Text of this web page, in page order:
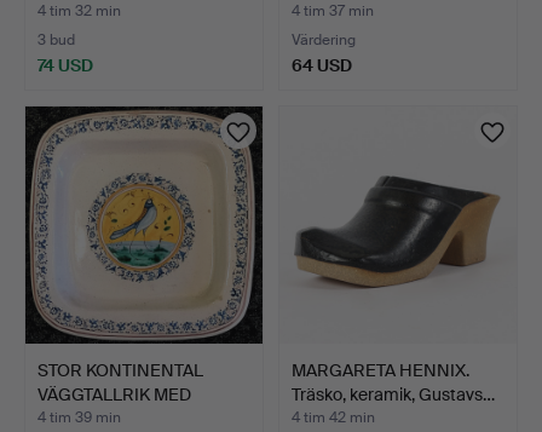
4 tim 32 min
3 bud
74 USD
4 tim 37 min
Värdering
64 USD
STOR KONTINENTAL
VÄGGTALLRIK MED
SÅNGFÅGEL…
4 tim 39 min
MARGARETA HENNIX.
Träsko, keramik, Gustavs…
4 tim 42 min